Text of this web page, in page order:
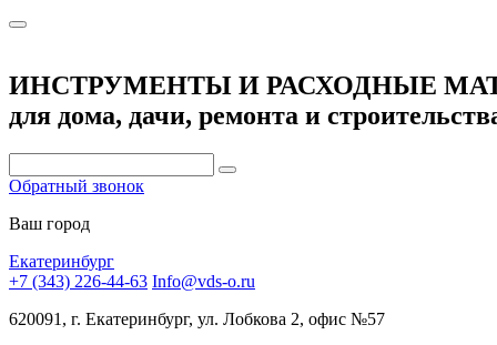
ИНСТРУМЕНТЫ И РАСХОДНЫЕ
для дома, дачи, ремонта и
Обратный звонок
Ваш город
Екатеринбург
+7 (343) 226-44-63 Info@vds-o.ru
620091, г. Екатеринбург, ул. Лобкова 2, офис №57